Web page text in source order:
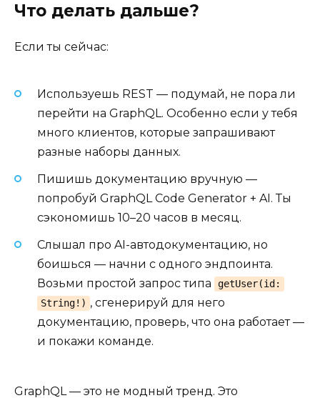
Что делать дальше?
Если ты сейчас:
Используешь REST — подумай, не пора ли
перейти на GraphQL. Особенно если у тебя
много клиентов, которые запрашивают
разные наборы данных.
Пишишь документацию вручную —
попробуй GraphQL Code Generator + AI. Ты
сэкономишь 10–20 часов в месяц.
Слышал про AI-автодокументацию, но
боишься — начни с одного эндпоинта.
Возьми простой запрос типа
getUser(id:
String!) , сгенерируй для него
документацию, проверь, что она работает —
и покажи команде.
GraphQL — это не модный тренд. Это